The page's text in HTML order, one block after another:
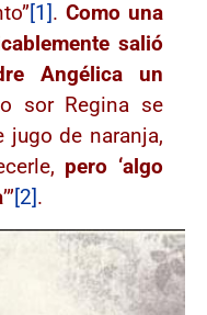
[1]. Como una
salió
Angélica un
sor Regina se
jugo de naranja,
pero ‘algo
’”[2].